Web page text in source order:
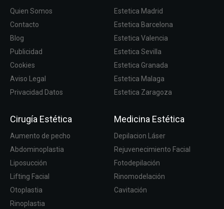
Quien Somos
Contacto
Blog
Publicidad
Cookies
Aviso Legal
Privacidad Datos
Estetica Madrid
Estetica Barcelona
Estetica Valencia
Estetica Sevilla
Estetica Granada
Estetica Malaga
Estetica Zaragoza
Cirugía Estética
Aumento de pecho
Abdominoplastia
Liposucción
Lifting Facial
Otoplastia
Rinoplastia
Medicina Estética
Depilacion Láser
Rejuvenecimiento Facial
Fotodepilación
Rinomodelación
Cavitación